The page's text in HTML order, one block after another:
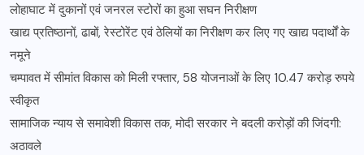
लोहाघाट में दुकानों एवं जनरल स्टोरों का हुआ सघन निरीक्षण
खाद्य प्रतिष्ठानों, ढाबों, रेस्टोरेंट एवं ठेलियों का निरीक्षण कर लिए गए खाद्य पदार्थों के
नमूने
चम्पावत में सीमांत विकास को मिली रफ्तार, 58 योजनाओं के लिए 10.47 करोड़ रुपये
स्वीकृत
सामाजिक न्याय से समावेशी विकास तक, मोदी सरकार ने बदली करोड़ों की जिंदगी:
अठावले